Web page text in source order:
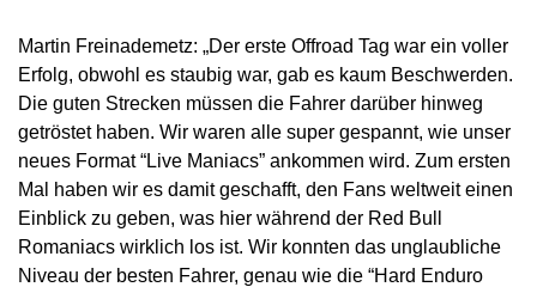
Martin Freinademetz: „Der erste Offroad Tag war ein voller
Erfolg, obwohl es staubig war, gab es kaum Beschwerden.
Die guten Strecken müssen die Fahrer darüber hinweg
getröstet haben. Wir waren alle super gespannt, wie unser
neues Format “Live Maniacs” ankommen wird. Zum ersten
Mal haben wir es damit geschafft, den Fans weltweit einen
Einblick zu geben, was hier während der Red Bull
Romaniacs wirklich los ist. Wir konnten das unglaubliche
Niveau der besten Fahrer, genau wie die “Hard Enduro